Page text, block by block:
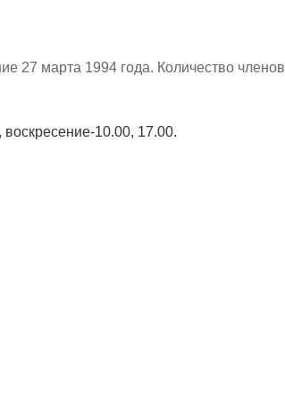
27 марта 1994 года. Количество членов
10.00, 17.00.